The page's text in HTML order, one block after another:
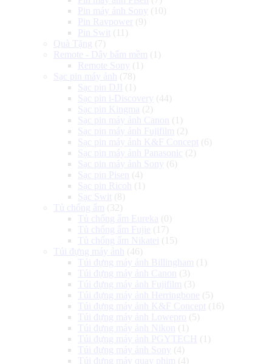
Pin máy ảnh Sony (10)
Pin Ravpower
(9)
Pin Swit (11)
Quà Tặng (7)
Remote - Dây bấm mềm (1)
Remote Sony (1)
Sạc pin máy ảnh
(78)
Sạc pin DJI (1)
Sạc pin i-Discovery (44)
Sạc pin Kingma (2)
Sạc pin máy ảnh Canon
(1)
Sạc pin máy ảnh Fujifilm (2)
Sạc pin máy ảnh K&F Concept (6)
Sạc pin máy ảnh Panasonic (2)
Sạc pin máy ảnh Sony (6)
Sạc pin Pisen
(4)
Sạc pin Ricoh
(1)
Sạc Swit (8)
Tủ chống ẩm (32)
Tủ chống ẩm Eureka (0)
Tủ chống ẩm Fujie (17)
Tủ chống ẩm Nikatei (15)
Túi đựng máy ảnh
(46)
Túi đựng máy ảnh Billingham (1)
Túi đựng máy ảnh Canon
(3)
Túi đựng máy ảnh Fujifilm (3)
Túi đựng máy ảnh Herringbone (5)
Túi đựng máy ảnh K&F Concept (16)
Túi đựng máy ảnh Lowepro (5)
Túi đựng máy ảnh Nikon
(1)
Túi đựng máy ảnh PGYTECH
(1)
Túi đựng máy ảnh Sony (4)
Túi đựng máy quay phim (4)